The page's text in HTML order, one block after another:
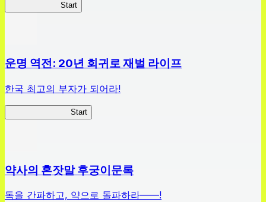
Start
운명 역전: 20년 회귀로 재벌 라이프
한국 최고의 부자가 되어라!
Start
약사의 혼잣말 후궁이문록
독을 간파하고, 약으로 돌파하라——!